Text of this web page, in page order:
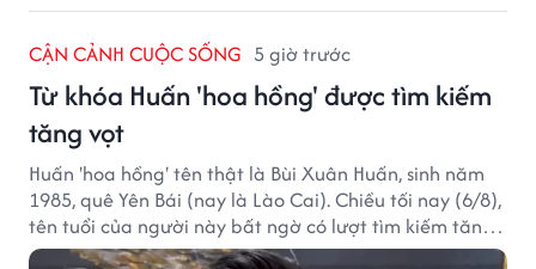
CẬN CẢNH CUỘC SỐNG 5 giờ trước
Từ khóa Huấn 'hoa hồng' được tìm kiếm
tăng vọt
Huấn 'hoa hồng' tên thật là Bùi Xuân Huấn, sinh năm
1985, quê Yên Bái (nay là Lào Cai). Chiều tối nay (6/8),
tên tuổi của người này bất ngờ có lượt tìm kiếm tăng
vọt.